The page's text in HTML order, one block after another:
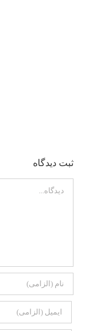
ثبت ديدگاه
Comment